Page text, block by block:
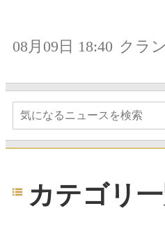
08月09日 18:40 クラ
カテゴリ